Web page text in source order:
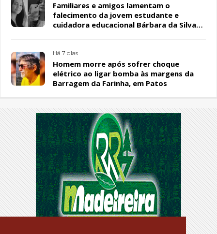
Familiares e amigos lamentam o
falecimento da jovem estudante e
cuidadora educacional Bárbara da Silva
Há 7 dias
Homem morre após sofrer choque
elétrico ao ligar bomba às margens da
Barragem da Farinha, em Patos